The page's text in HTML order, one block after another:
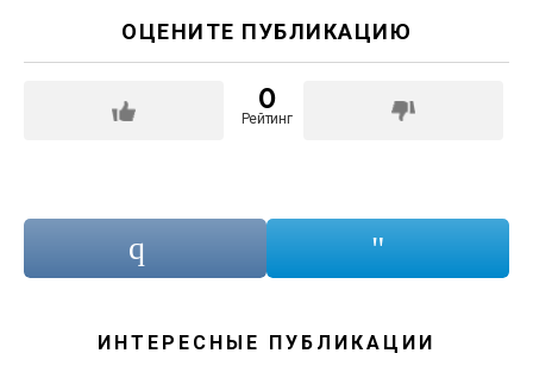
ОЦЕНИТЕ ПУБЛИКАЦИЮ
0
Рейтинг
ИНТЕРЕСНЫЕ ПУБЛИКАЦИИ